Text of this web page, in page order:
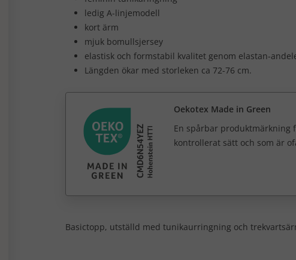
ledig A-linjemodell
kort ärm
mjuk bomullsjersey
elastisk och formstabil kvalitet genom elastan-
Längden ökar med storleken ca 72-76 cm.
Oekotex Made in Green
En spårbar produktmärkning
kontrollerat sätt och som är
Basictopp, utställd med tunikaurringning och